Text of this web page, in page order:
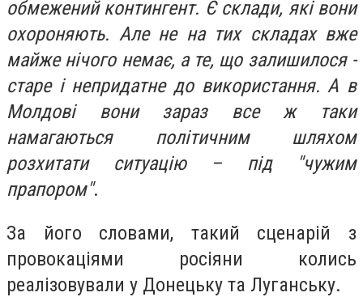
обмежений контингент. Є склади, які вони
охороняють. Але не на тих складах вже
майже нічого немає, а те, що залишилося -
старе і непридатне до використання. А в
Молдові вони зараз все ж таки
намагаються політичним шляхом
розхитати ситуацію – під "чужим
прапором".
За його словами, такий сценарій з
провокаціями росіяни колись
реалізовували у Донецьку та Луганську.